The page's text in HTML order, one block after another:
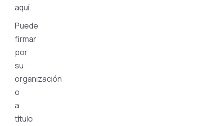
aquí.
Puede
firmar
por
su
organización
o
a
título